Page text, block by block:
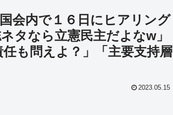
会内で１６日にヒアリング
タなら立憲民主だよなw」
も問えよ？」「主要支持層
2023.05.15